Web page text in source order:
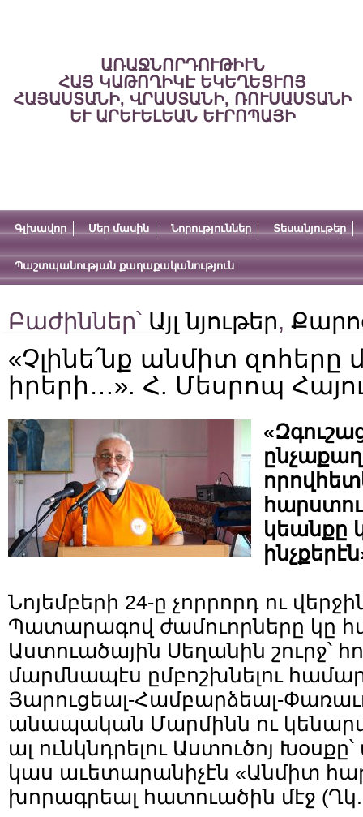
ԱՌԱՋՆՈՐԴՈՒԹԻՒՆ
ՀԱՅ ԿԱԹՈՂԻԿԷ ԵԿԵՂԵՑՒՈՅ
ՀԱՅԱՍՏԱՆԻ, ՎՐԱՍՏԱՆԻ, ՌՈՒՍԱՍՏԱՆԻ
ԵՒ ԱՐԵՒԵԼԵԱՆ ԵՒՐՈՊԱՅԻ
Գլխավոր Մեր մասին Նորություններ Տեսանյութեր
Պաշտպանության քաղաքականություն
Բաժիններ՝ Այլ նյութեր,
«Չլինե՛նք անմիտ զոհերը
իրերի…». Հ. Մեսրոպ
կեանքը
Նոյեմբերի 24-ը չորրորդ ու
Պատարագով ժամուորները կը
Աստուածային Սեղանին շուրջ՝
մարմնապէս ըմբոշխ­նելու
Յարուցեալ-Համբարձեալ-
անապական Մար­մինն ու
ալ ունկնդրելու Աստուծոյ
կաս աւետարանիչէն «Անմիտ
խորագրեալ հատուածին մէջ (Ղկ.